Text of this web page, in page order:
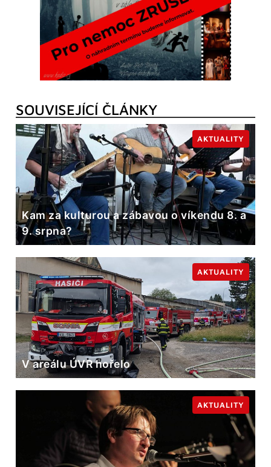
SOUVISEJÍCÍ ČLÁNKY
Kam za kulturou a zábavou o víkendu 8. a
9. srpna?
AKTUALITY
V areálu ÚVR hořelo
AKTUALITY
AKTUALITY